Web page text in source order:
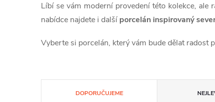
Líbí se vám moderní provedení této kolekce,
nabídce najdete i další porcelán inspirovaný
Vyberte si porcelán, který vám bude dělat radost
DOPORUČUJEME